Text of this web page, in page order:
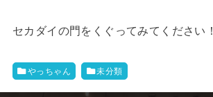
セカダイの門をくぐってみてください！
やっちゃん 未分類